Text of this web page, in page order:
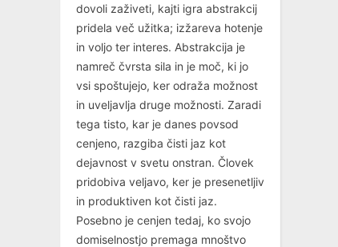
dovoli zaživeti, kajti igra abstrakcij
pridela več užitka; izžareva hotenje
in voljo ter interes. Abstrakcija je
namreč čvrsta sila in je moč, ki jo
vsi spoštujejo, ker odraža možnost
in uveljavlja druge možnosti. Zaradi
tega tisto, kar je danes povsod
cenjeno, razgiba čisti jaz kot
dejavnost v svetu onstran. Človek
pridobiva veljavo, ker je presenetljiv
in produktiven kot čisti jaz.
Posebno je cenjen tedaj, ko svojo
domiselnostjo premaga mnoštvo